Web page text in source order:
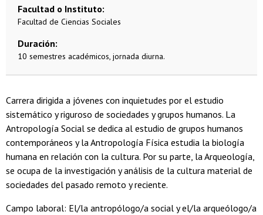
Facultad o Instituto
Facultad de Ciencias Sociales
Duración
10 semestres académicos, jornada diurna.
Carrera dirigida a jóvenes con inquietudes por el estudio
sistemático y riguroso de sociedades y grupos humanos. La
Antropología Social se dedica al estudio de grupos humanos
contemporáneos y la Antropología Física estudia la biología
humana en relación con la cultura. Por su parte, la Arqueología,
se ocupa de la investigación y análisis de la cultura material de
sociedades del pasado remoto y reciente.
Campo laboral: El/la antropólogo/a social y el/la arqueólogo/a